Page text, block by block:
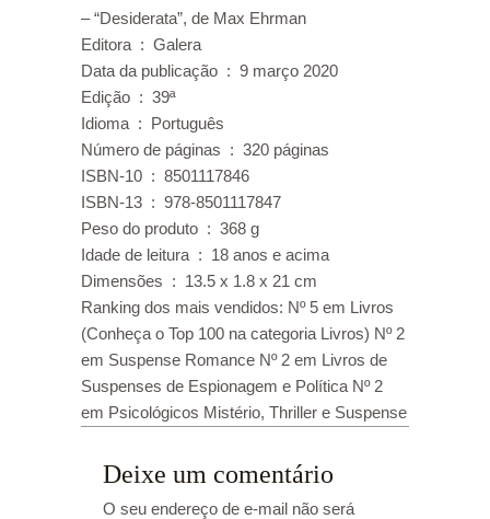
– “Desiderata”, de Max Ehrman
Editora ‏ : ‎ Galera
Data da publicação ‏ : ‎ 9 março 2020
Edição ‏ : ‎ 39ª
Idioma ‏ : ‎ Português
Número de páginas ‏ : ‎ 320 páginas
ISBN-10 ‏ : ‎ 8501117846
ISBN-13 ‏ : ‎ 978-8501117847
Peso do produto ‏ : ‎ 368 g
Idade de leitura ‏ : ‎ 18 anos e acima
Dimensões ‏ : ‎ 13.5 x 1.8 x 21 cm
Ranking dos mais vendidos: Nº 5 em Livros
(Conheça o Top 100 na categoria Livros) Nº 2
em Suspense Romance Nº 2 em Livros de
Suspenses de Espionagem e Política Nº 2
em Psicológicos Mistério, Thriller e Suspense
Deixe um comentário
O seu endereço de e-mail não será